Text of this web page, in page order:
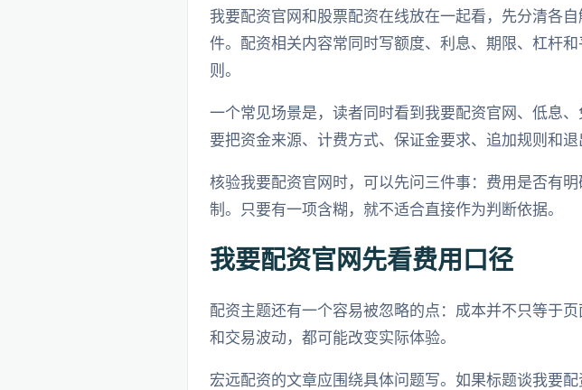
我要配资官网和股票配资在线放在一起看，先分清各
件。配资相关内容常同时写额度、利息、期限、杠杆
则。
一个常见场景是，读者同时看到我要配资官网、低息
要把资金来源、计费方式、保证金要求、追加规则和退
核验我要配资官网时，可以先问三件事：费用是否有
制。只要有一项含糊，就不适合直接作为判断依据。
我要配资官网先看费用口径
配资主题还有一个容易被忽略的点：成本并不只等于
和交易波动，都可能改变实际体验。
宏远配资的文章应围绕具体问题写。如果标题谈我要